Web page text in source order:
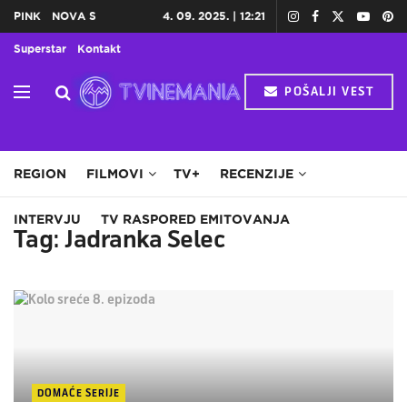
PINK NOVA S
Superstar Kontakt
4. 09. 2025. | 12:21
POŠALJI VEST
REGION FILMOVI TV+ RECENZIJE
INTERVJU TV RASPORED EMITOVANJA
Tag:Jadranka Selec
DOMAĆE SERIJE